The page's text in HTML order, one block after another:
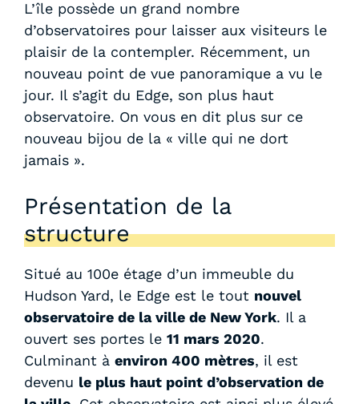
L’île possède un grand nombre
d’observatoires pour laisser aux visiteurs le
plaisir de la contempler. Récemment, un
nouveau point de vue panoramique a vu le
jour. Il s’agit du Edge, son plus haut
observatoire. On vous en dit plus sur ce
nouveau bijou de la « ville qui ne dort
jamais ».
Présentation de la
structure
Situé au 100e étage d’un immeuble du
Hudson Yard, le Edge est le tout nouvel
observatoire de la ville de New York. Il a
ouvert ses portes le 11 mars 2020.
Culminant à environ 400 mètres, il est
devenu le plus haut point d’observation de